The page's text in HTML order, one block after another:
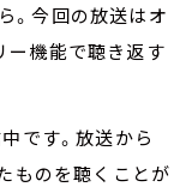
。今回の放送はオ
ー機能で聴き返す
です。放送から
ものを聴くことが